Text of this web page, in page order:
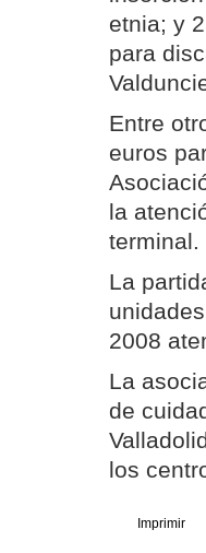
etnia; y
para
Entre
euros
la
terminal.
La
2008
La
de
los
Imprimir